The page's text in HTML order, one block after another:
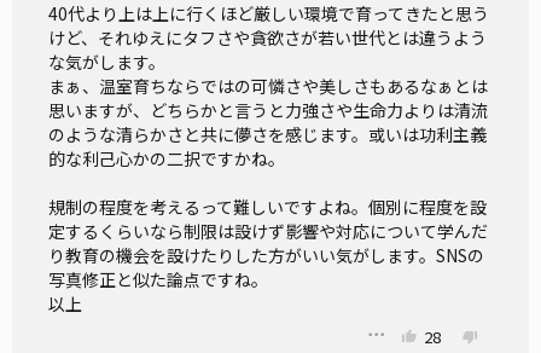
40代より上は上に行くほど厳しい環境で育ってきたと思う
けど、それゆえにタフさや貪欲さが若い世代とは違うよう
な気がします。
まぁ、温室育ちならではの可憐さや美しさもあるなぁとは
思いますが、どちらかと言うと力強さや生命力よりは清流
のような清らかさと共に儚さを感じます。或いは功利主義
的な利己心かの二択ですかね。
規制の程度を考えるって難しいですよね。個別に程度を設
定するくらいなら制限は設けず影響や対応について学んだ
り教育の機会を設けたりした方がいい気がします。SNSの
写真修正と似た論点ですね。
以上
28